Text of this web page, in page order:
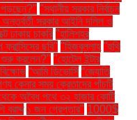
পড়ছেন?" "স্থানীয় সরকার নির্বাচন
অন্তর্বর্তী সরকার আইনি দলিল ও
ঢাকায় চাকরি "হালিশহর
ছবি" "হিজবুল্লাহ "হুথি
শুরু করলেন?" "হোটেল ইন্টার
“আমি ডিভোর্সি “জ্যোতি
কেনার সময় ক্রেতাদের পাঁচটি
অবৈধ পথে ৩২ হাজার কোটি
বরাদ্দ ১ জন গ্রেপ্তার" 1000$